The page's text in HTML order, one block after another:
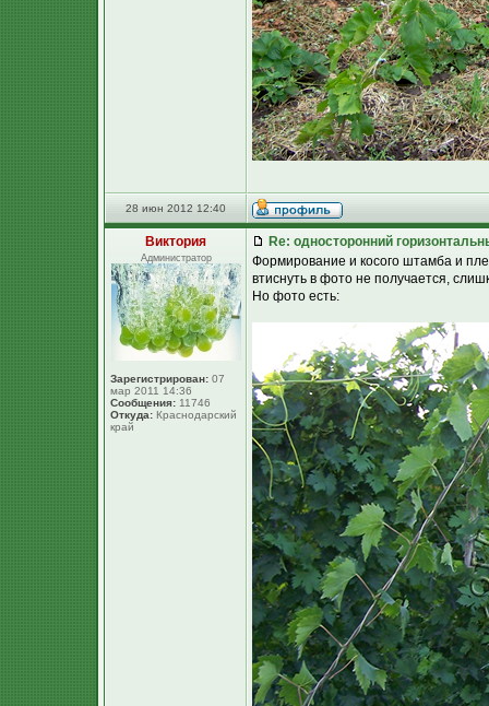
28 июн 2012 12:40
Виктория
Администратор
Зарегистрирован: 07
мар 2011 14:36
Сообщения: 11746
Откуда: Краснодарский
край
Re: односторонний
Формирование и косого штамба и
втиснуть в фото не получается,
Но фото есть: